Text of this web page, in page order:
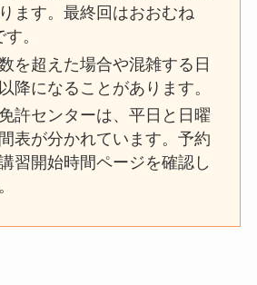
ます。最終回はおおむね
。
を超えた場合や混雑する日
降になることがあります。
許センターは、平日と日曜
表が分かれています。予約
習開始時間ページを確認し